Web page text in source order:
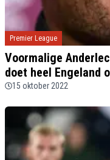
Premier League
Voormalige
doet heel Engeland
15 oktober 2022